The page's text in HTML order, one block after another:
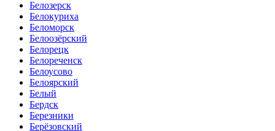
Белозерск
Белокуриха
Беломорск
Белоозёрский
Белорецк
Белореченск
Белоусово
Белоярский
Белый
Бердск
Березники
Берёзовский